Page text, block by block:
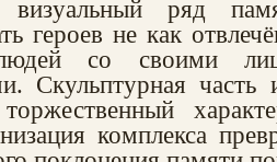
визуальный ряд
героев не как
со своими
Скульптурная
комплекса